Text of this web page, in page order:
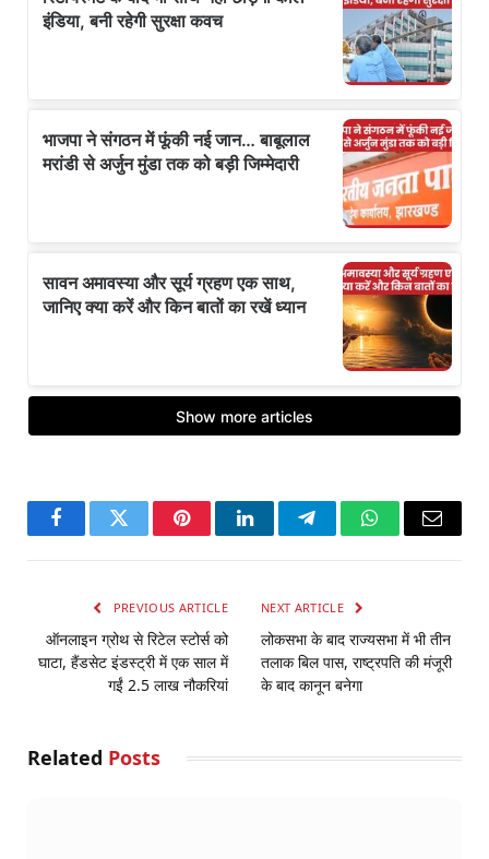
FacebookTwitter PinterestLinkedInTelegramWhatsApp
Email
PREVIOUS ARTICLE
ऑनलाइन ग्रोथ से रिटेल स्टोर्स को
घाटा, हैंडसेट इंडस्ट्री में एक साल में
गईं 2.5 लाख नौकरियां
NEXT ARTICLE
लोकसभा के बाद राज्यसभा में भी तीन
तलाक बिल पास, राष्ट्रपति की मंजूरी
के बाद कानून बनेगा
Related Posts